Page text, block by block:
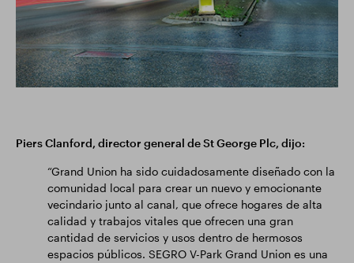
Piers Clanford, director general de St George Plc, dijo:
“Grand Union ha sido cuidadosamente diseñado con la
comunidad local para crear un nuevo y emocionante
vecindario junto al canal, que ofrece hogares de alta
calidad y trabajos vitales que ofrecen una gran
cantidad de servicios y usos dentro de hermosos
espacios públicos. SEGRO V-Park Grand Union es una